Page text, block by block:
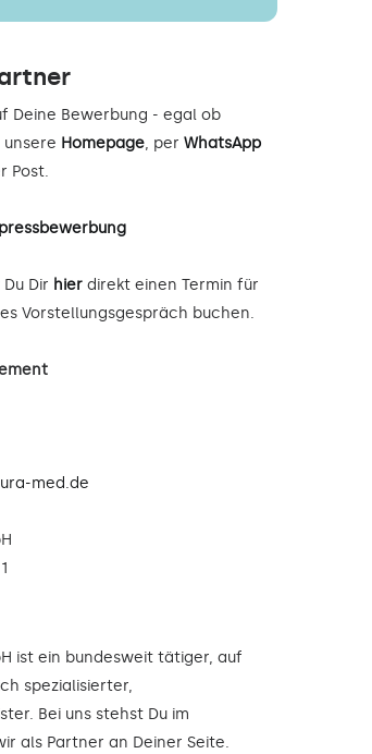
Deine Bewerbung - egal ob
Homepage, per WhatsApp
Post.
Dir hier direkt einen Termin für
Vorstellungsgespräch buchen.
med.de
ist ein bundesweit tätiger, auf
spezialisierter,
Bei uns stehst Du im
als Partner an Deiner Seite.